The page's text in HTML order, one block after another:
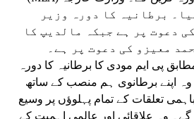
برطانیہ کا دورہ وزیر
دعوت پر ہے جبکہ مالدیپ کا
معیزو کی دعوت پر ہے۔
پی ایم مودی کا برطانیہ کا دورہ
وہ اپنے برطانوی ہم منصب کے ساتھ
تعلقات کے تمام پہلوؤں پر وسیع
گے۔ وہ علاقائی اور عالمی اہمیت کے